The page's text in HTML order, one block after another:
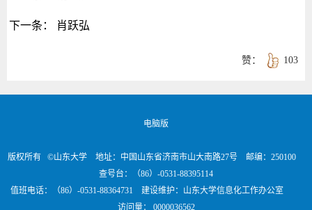
下一条： 肖跃弘
103
赞：
电脑版
版权所有 ©山东大学 地址：中国山东省济南市山大南路27号 邮编：250100
查号台：（86）-0531-88395114
值班电话：（86）-0531-88364731 建设维护：山东大学信息化工作办公室
访问量： 0000036562